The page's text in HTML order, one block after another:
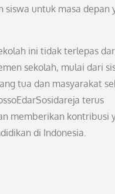
siswa untuk masa depan
ini tidak terlepas
sekolah, mulai dari
tua dan masyarakat
terus
memberikan kontribusi
di Indonesia.